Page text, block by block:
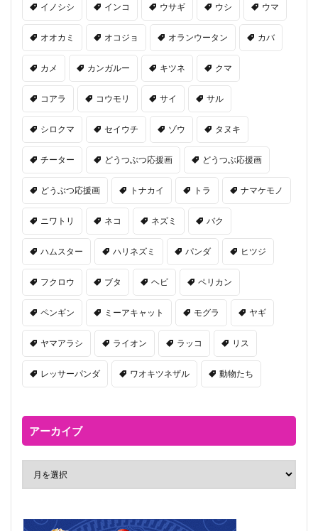
イノシシ インコ ウサギ ウシ ウマ
オオカミ オコジョ オランウータン カバ
カメ カンガルー キツネ クマ
コアラ コウモリ サイ サル
シロクマ セイウチ ゾウ タヌキ
チーター どうつぶつ応援画 どうつぶ応援画
どうぶつ応援画 トナカイ トラ ナマケモノ
ニワトリ ネコ ネズミ バク
ハムスター ハリネズミ パンダ ヒツジ
フクロウ ブタ ヘビ ペリカン
ペンギン ミーアキャット モグラ ヤギ
ヤマアラシ ライオン ラッコ リス
レッサーパンダ ワオキツネザル 動物たち
アーカイブ